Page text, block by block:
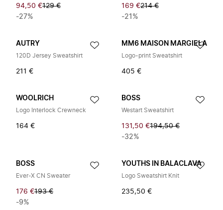
94,50 €129 €
-27%
169 €214 €
-21%
AUTRY
120D Jersey Sweatshirt
211 €
MM6 MAISON MARGIELA
Logo-print Sweatshirt
405 €
WOOLRICH
Logo Interlock Crewneck
164 €
BOSS
Westart Sweatshirt
131,50 €194,50 €
-32%
BOSS
Ever-X CN Sweater
176 €193 €
-9%
YOUTHS IN BALACLAVA
Logo Sweatshirt Knit
235,50 €